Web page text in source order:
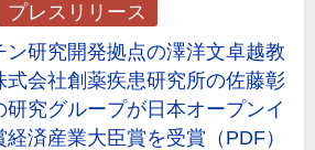
プレスリリース
ン研究開発拠点の澤洋文卓越教
式会社創薬疾患研究所の佐藤彰
究グループが日本オープンイ
済産業大臣賞を受賞（PDF）